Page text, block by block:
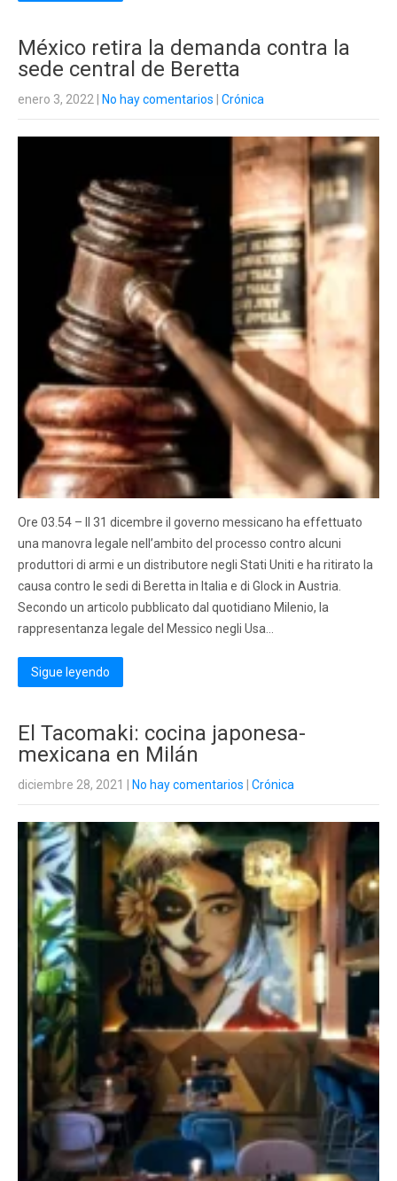
México retira la demanda contra la
sede central de Beretta
enero 3, 2022 No hay comentarios Crónica
Ore 03.54 – Il 31 dicembre il governo messicano ha effettuato
una manovra legale nell’ambito del processo contro alcuni
produttori di armi e un distributore negli Stati Uniti e ha ritirato la
causa contro le sedi di Beretta in Italia e di Glock in Austria.
Secondo un articolo pubblicato dal quotidiano Milenio, la
rappresentanza legale del Messico negli Usa…
Sigue leyendo
El Tacomaki: cocina japonesa-
mexicana en Milán
diciembre 28, 2021 No hay comentarios Crónica